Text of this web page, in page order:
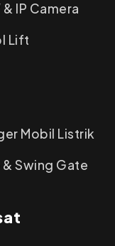
IP Camera
Lift
Mobil Listrik
Swing Gate